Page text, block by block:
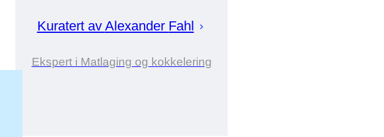
Kuratert av Alexander Fahl
Ekspert i Matlaging og kokkelering